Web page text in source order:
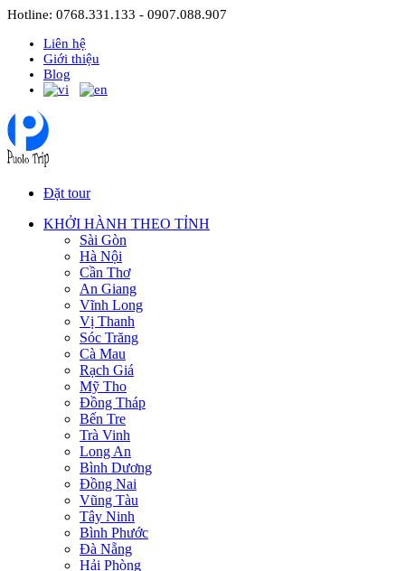
Hotline: 0768.331.133 - 0907.088.907
Liên hệ
Giới thiệu
Blog
Đặt tour
KHỞI HÀNH THEO TỈNH
Sài Gòn
Hà Nội
Cần Thơ
An Giang
Vĩnh Long
Vị Thanh
Sóc Trăng
Cà Mau
Rạch Giá
Mỹ Tho
Đồng Tháp
Bến Tre
Trà Vinh
Long An
Bình Dương
Đồng Nai
Vũng Tàu
Tây Ninh
Bình Phước
Đà Nẵng
Hải Phòng